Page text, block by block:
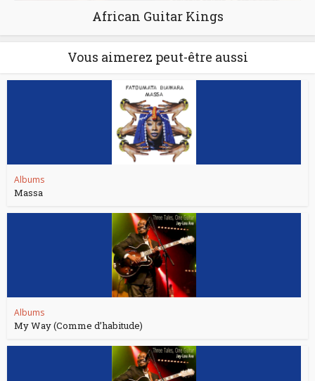
African Guitar Kings
Vous aimerez peut-être aussi
Albums
Massa
Albums
My Way (Comme d’habitude)